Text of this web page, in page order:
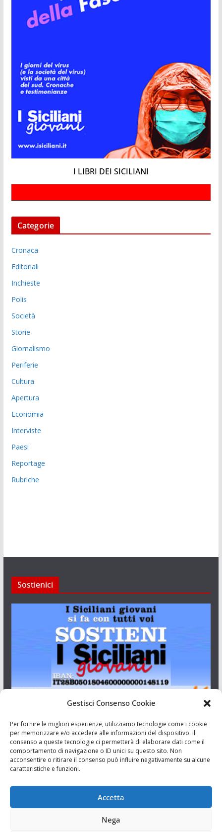
Gestisci Consenso Cookie
Per fornire le migliori esperienze, utilizziamo tecnologie come i cookie
per memorizzare e/o accedere alle informazioni del dispositivo. Il
consenso a queste tecnologie ci permetterà di elaborare dati come il
comportamento di navigazione o ID unici su questo sito. Non
acconsentire o ritirare il consenso può influire negativamente su alcune
caratteristiche e funzioni.
Accetta
Nega
I LIBRI DEI SICILIANI
Categorie
Cronaca
Editoriali
Inchieste
Polis
Società
Storie
Giornalismo
Periferie
Cultura
Apertura
Economia
Interviste
Paesi
Reportage
Rubriche
Sostienici
Aut. del tribunale di Catania n.23/2011 del 20/09/2011 Dir.
Resp. Riccardo Orioles.
Associazione Culturale I Siciliani Giovani
via Randazzo 27 Catania